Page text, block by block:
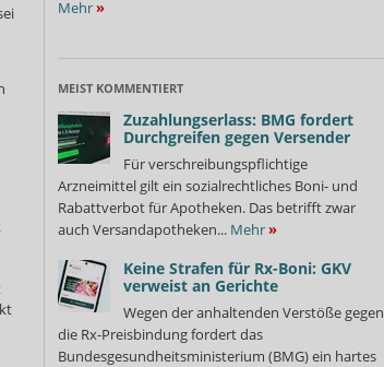
Mehr»
MEIST KOMMENTIERT
Zuzahlungserlass: BMG fordert
Durchgreifen gegen Versender
Für verschreibungspflichtige
Arzneimittel gilt ein sozialrechtliches Boni- und
Rabattverbot für Apotheken. Das betrifft zwar
auch Versandapotheken... Mehr»
Keine Strafen für Rx-Boni: GKV
verweist an Gerichte
Wegen der anhaltenden Verstöße gegen
die Rx-Preisbindung fordert das
Bundesgesundheitsministerium (BMG) ein hartes